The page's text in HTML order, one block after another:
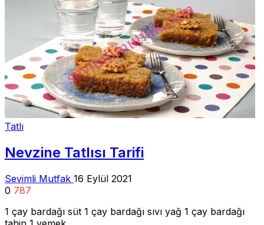
Tatlı
Nevzine Tatlısı Tarifi
Sevimli Mutfak 16 Eylül 2021
0 787
1 çay bardağı süt 1 çay bardağı sıvı yağ 1 çay bardağı